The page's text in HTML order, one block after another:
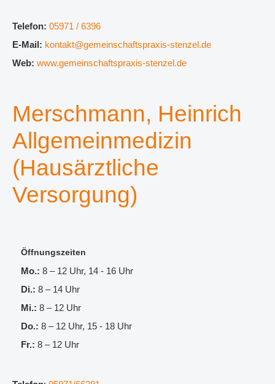
Telefon: 05971 / 6396
E-Mail: kontakt@gemeinschaftspraxis-stenzel.de
Web: www.gemeinschaftspraxis-stenzel.de
Merschmann, Heinrich
Allgemeinmedizin
(Hausärztliche
Versorgung)
Öffnungszeiten
Mo.: 8 – 12 Uhr, 14 - 16 Uhr
Di.: 8 – 14 Uhr
Mi.: 8 – 12 Uhr
Do.: 8 – 12 Uhr, 15 - 18 Uhr
Fr.: 8 – 12 Uhr